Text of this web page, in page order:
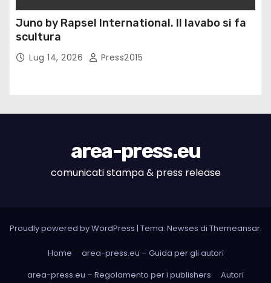
Juno by Rapsel International. Il lavabo si fa
scultura
Lug 14, 2026 Press2015
area-press.eu
comunicati stampa & press release
Proudly powered by WordPress | Tema: Newses di Themeansar.
Home
area-press.eu – Guida per gli autori
area-press.eu – Regolamento per i publishers
Autori